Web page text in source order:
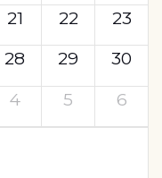
21 22
23
28 29
30
4 5 6